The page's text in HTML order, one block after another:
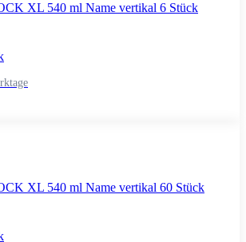
XL 540 ml Name vertikal 6 Stück
XL 540 ml Name vertikal 60 Stück